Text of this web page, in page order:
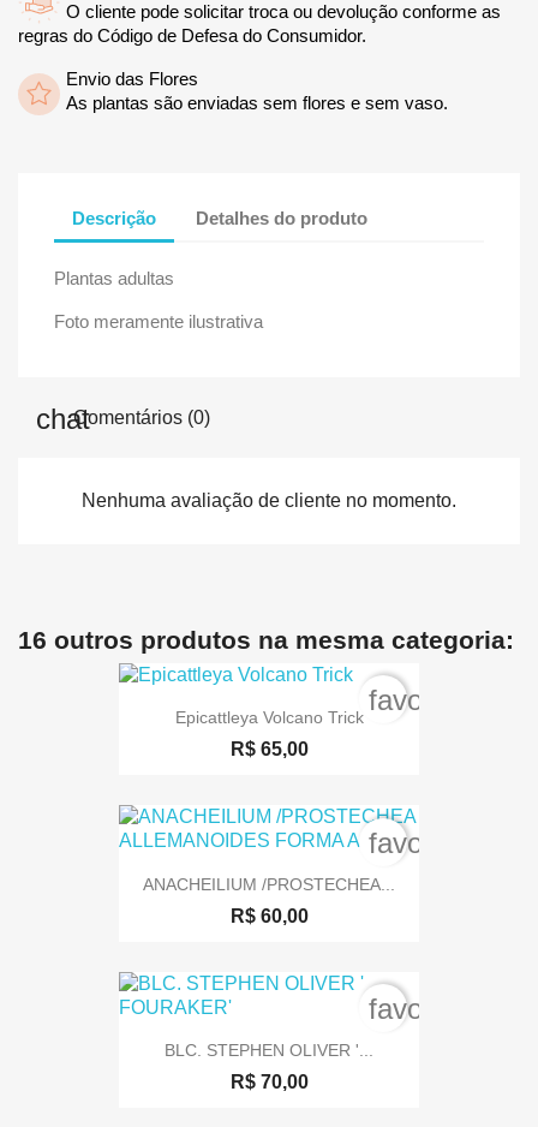
O cliente pode solicitar troca ou devolução conforme as
regras do Código de Defesa do Consumidor.
Envio das Flores
As plantas são enviadas sem flores e sem vaso.
Descrição Detalhes do produto
Plantas adultas
Foto meramente ilustrativa
Comentários (0)
Nenhuma avaliação de cliente no momento.
16 outros produtos na mesma categoria:
Epicattleya Volcano Trick
R$ 65,00
ANACHEILIUM /PROSTECHEA...
R$ 60,00
BLC. STEPHEN OLIVER '...
R$ 70,00